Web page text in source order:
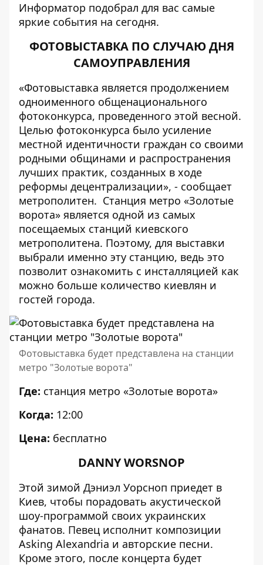
Информатор подобрал для вас самые
яркие события на сегодня.
ФОТОВЫСТАВКА ПО СЛУЧАЮ ДНЯ
САМОУПРАВЛЕНИЯ
«Фотовыставка является продолжением
одноименного общенационального
фотоконкурса, проведенного этой весной.
Целью фотоконкурса было усиление
местной идентичности граждан со своими
родными общинами и распространения
лучших практик, созданных в ходе
реформы децентрализации», - сообщает
метрополитен. Станция метро «Золотые
ворота» является одной из самых
посещаемых станций киевского
метрополитена. Поэтому, для выставки
выбрали именно эту станцию, ведь это
позволит ознакомить с инсталляцией как
можно больше количество киевлян и
гостей города.
Фотовыставка будет представлена на станции
метро "Золотые ворота"
Где: станция метро «Золотые ворота»
Когда: 12:00
Цена: бесплатно
DANNY WORSNOP
Этой зимой Дэниэл Уорсноп приедет в
Киев, чтобы порадовать акустической
шоу-программой своих украинских
фанатов. Певец исполнит композиции
Asking Alexandria и авторские песни.
Кроме этого, после концерта будет